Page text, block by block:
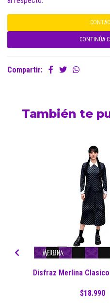
CONTINÚA
Compartir:
También te
Disfraz Merlina
$18.990